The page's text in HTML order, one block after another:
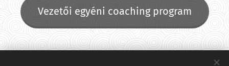
Vezetői egyéni coaching program